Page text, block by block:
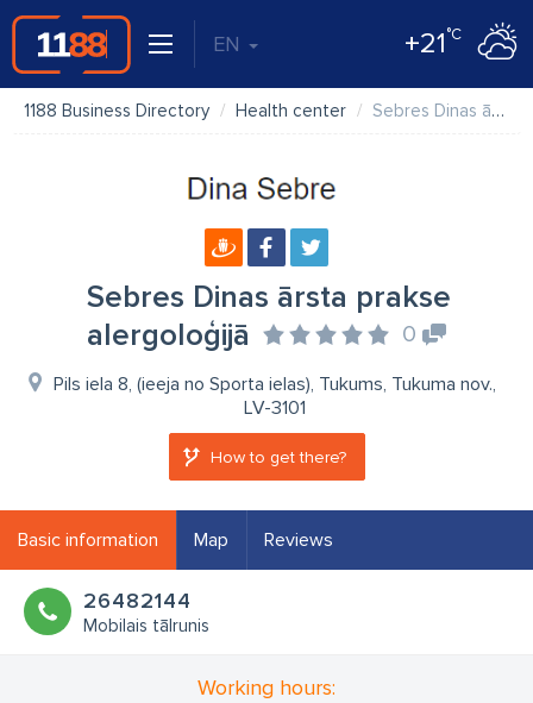
EN +21°C
1188 Business Directory Health center Sebres Dinas ārsta prakse alergoloģijā
Sebres Dinas ārsta prakse
alergoloģijā
0
Pils iela 8, (ieeja no Sporta ielas), Tukums, Tukuma nov.,
LV-3101
How to get there?
Basic information Map Reviews
26482144
Mobilais tālrunis
Working hours: